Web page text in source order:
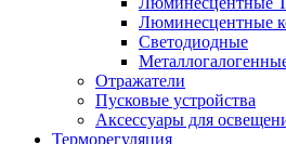
Люминесцентные
Светодиодные
Отражатели
Пусковые устройства
Аксессуары для
Терморегуляция